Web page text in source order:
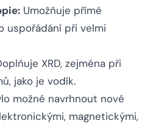
Umožňuje přímé
uspořádání při velmi
XRD, zejména při
jako je vodík.
možné navrhnout nové
magnetickými,